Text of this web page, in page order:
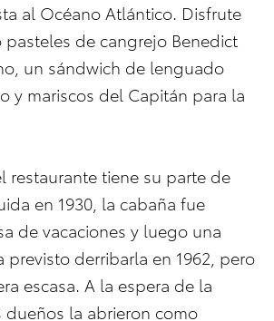
al Océano Atlántico. Disfrute
de cangrejo Benedict
un sándwich de lenguado
y mariscos del Capitán para la
restaurante tiene su parte de
en 1930, la cabaña fue
de vacaciones y luego una
previsto derribarla en 1962, pero
escasa. A la espera de la
dueños la abrieron como